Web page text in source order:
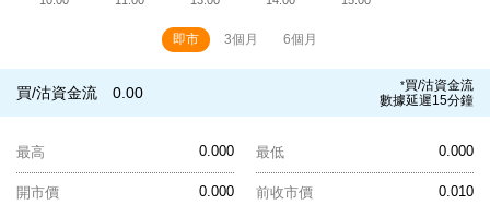
即市 3個月 6個月
買/沽資金流 0.00 *買/沽資金流
數據延遲15分鐘
0.000
最高 0.000
最低
0.000
開市價 0.010
前收市價